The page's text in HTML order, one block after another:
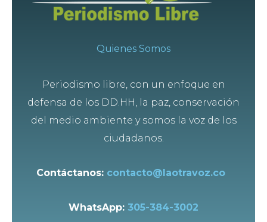
Quienes Somos
Periodismo libre, con un enfoque en
defensa de los DD.HH, la paz, conservación
del medio ambiente y somos la voz de los
ciudadanos.
Contáctanos: contacto@laotravoz.co
WhatsApp: 305-384-3002